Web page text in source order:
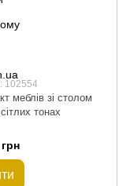
102554
меблів зі столом
тонах